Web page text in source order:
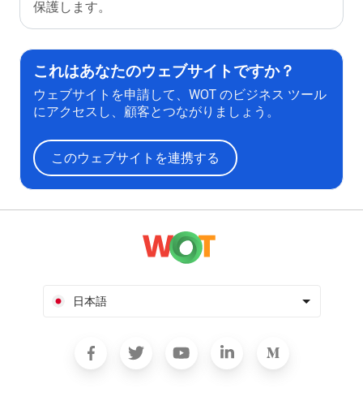
保護します。
これはあなたのウェブサイトですか？
ウェブサイトを申請して、WOT のビジネス ツール
にアクセスし、顧客とつながりましょう。
このウェブサイトを連携する
日本語